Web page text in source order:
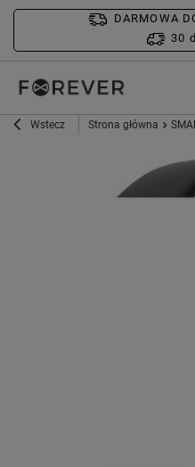
DARMOWA
30
Wstecz Strona główna